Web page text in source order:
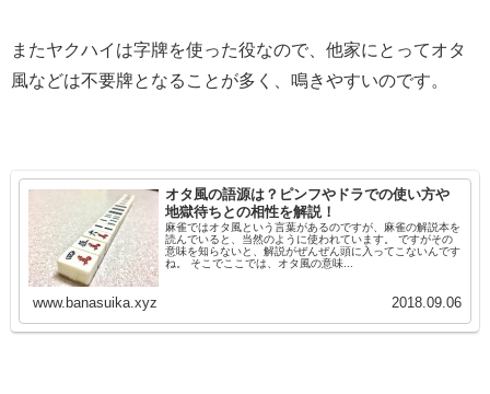
またヤクハイは字牌を使った役なので、他家にとってオタ
風などは不要牌となることが多く、鳴きやすいのです。
オタ風の語源は？ピンフやドラでの使い方や
地獄待ちとの相性を解説！
麻雀ではオタ風という言葉があるのですが、麻雀の解説本を
読んでいると、当然のように使われています。 ですがその
意味を知らないと、解説がぜんぜん頭に入ってこないんです
ね。 そこでここでは、オタ風の意味...
www.banasuika.xyz 2018.09.06